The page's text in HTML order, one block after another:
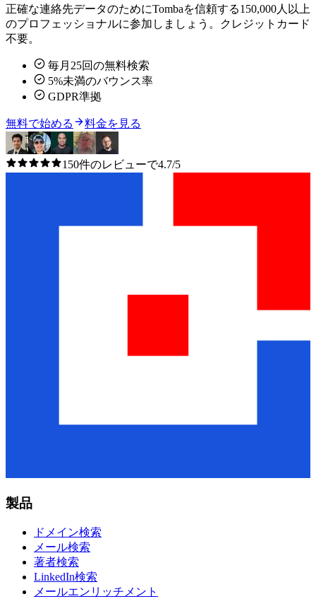
正確な連絡先データのためにTombaを信頼する150,000人以上
のプロフェッショナルに参加しましょう。クレジットカード
不要。
毎月25回の無料検索
5%未満のバウンス率
GDPR準拠
無料で始める 料金を見る
150件のレビューで4.7/5
製品
ドメイン検索
メール検索
著者検索
LinkedIn検索
メールエンリッチメント